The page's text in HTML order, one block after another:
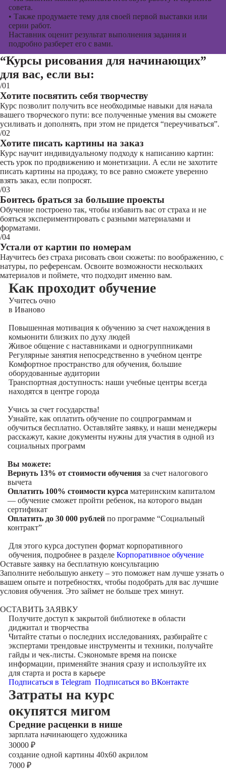
совета.
• Также продумаете тему для своей первой выставки или
серии работ.
Наставник оценит результат выполнения задания и
подробно разберет его с вами.
“Курсы рисования для начинающих”
для вас, если вы:
/01
Хотите посвятить себя творчеству
Курс позволит получить все необходимые навыки для начала
вашего творческого пути: все полученные умения вы сможете
усиливать и дополнять, при этом не придется “переучиваться”.
/02
Хотите писать картины на заказ
Курс научит индивидуальному подходу к написанию картин:
есть урок по продвижению и монетизации. А если не захотите
писать картины на продажу, то все равно сможете уверенно
взять заказ, если попросят.
/03
Боитесь браться за большие проекты
Обучение построено так, чтобы избавить вас от страха и не
бояться экспериментировать с разными материалами и
форматами.
/04
Устали от картин по номерам
Научитесь без страха рисовать свои сюжеты: по воображению, с
натуры, по референсам. Освоите возможности нескольких
материалов и поймете, что подходит именно вам.
Как проходит обучение
Учитесь очно
в Иваново
Повышенная мотивация к обучению за счет нахождения в
комьюнити близких по духу людей
Живое общение с наставниками и одногруппниками
Регулярные занятия непосредственно в учебном центре
Комфортное пространство для обучения, большие
оборудованные аудитории
Транспортная доступность: наши учебные центры всегда
находятся в центре города
Учись за счет государства!
Узнайте, как оплатить обучение по соцпрограммам и
обучиться бесплатно. Оставляйте заявку, и наши менеджеры
расскажут, какие документы нужны для участия в одной из
социальных программ
Вы можете:
Вернуть 13% от стоимости обучения за счет налогового
вычета
Оплатить 100% стоимости курса материнским капиталом
— обучение сможет пройти ребенок, на которого выдан
сертификат
Оплатить до 30 000 рублей по программе “Социальный
контракт”
Для этого курса доступен формат корпоративного
обучения, подробнее в разделе Корпоративное обучение
Оставьте заявку на бесплатную консультацию
Заполните небольшую анкету – это поможет нам лучше узнать о
вашем опыте и потребностях, чтобы подобрать для вас лучшие
условия обучения. Это займет не больше трех минут.
ОСТАВИТЬ ЗАЯВКУ
Получите доступ к закрытой библиотекев области
диджитал и творчества
Читайте статьи о последних исследованиях, разбирайте с
экспертами трендовые инструменты и техники, получайте
гайды и чек-листы. Сэкономьте время на поиске
информации, применяйте знания сразу и используйте их
для старта и роста в карьере
Подписаться в Telegram Подписаться во ВКонтакте
Затраты на курс
окупятся мигом
Cредние расценки в нише
зарплата начинающего художника
30000 ₽
создание одной картины 40х60 акрилом
7000 ₽